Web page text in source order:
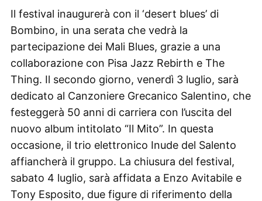
Il festival inaugurerà con il ‘desert blues’ di
Bombino, in una serata che vedrà la
partecipazione dei Mali Blues, grazie a una
collaborazione con Pisa Jazz Rebirth e The
Thing. Il secondo giorno, venerdì 3 luglio, sarà
dedicato al Canzoniere Grecanico Salentino, che
festeggerà 50 anni di carriera con l’uscita del
nuovo album intitolato “Il Mito”. In questa
occasione, il trio elettronico Inude del Salento
affiancherà il gruppo. La chiusura del festival,
sabato 4 luglio, sarà affidata a Enzo Avitabile e
Tony Esposito, due figure di riferimento della